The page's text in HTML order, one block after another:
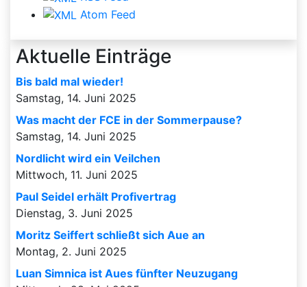
Atom Feed
Aktuelle Einträge
Bis bald mal wieder!
Samstag, 14. Juni 2025
Was macht der FCE in der Sommerpause?
Samstag, 14. Juni 2025
Nordlicht wird ein Veilchen
Mittwoch, 11. Juni 2025
Paul Seidel erhält Profivertrag
Dienstag, 3. Juni 2025
Moritz Seiffert schließt sich Aue an
Montag, 2. Juni 2025
Luan Simnica ist Aues fünfter Neuzugang